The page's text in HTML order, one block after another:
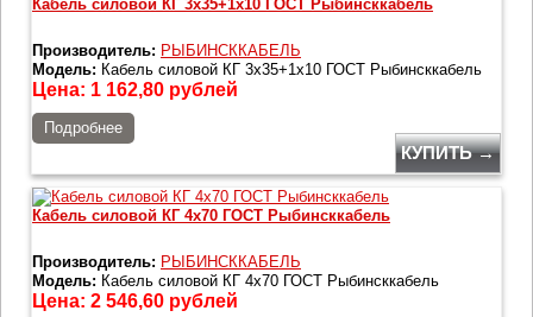
Кабель силовой КГ 3х35+1х10 ГОСТ Рыбинсккабель
Производитель: РЫБИНСККАБЕЛЬ
Модель: Кабель силовой КГ 3х35+1х10 ГОСТ Рыбинсккабель
Цена: 1 162,80 рублей
Подробнее
КУПИТЬ →
Кабель силовой КГ 4х70 ГОСТ Рыбинсккабель
Производитель: РЫБИНСККАБЕЛЬ
Модель: Кабель силовой КГ 4х70 ГОСТ Рыбинсккабель
Цена: 2 546,60 рублей